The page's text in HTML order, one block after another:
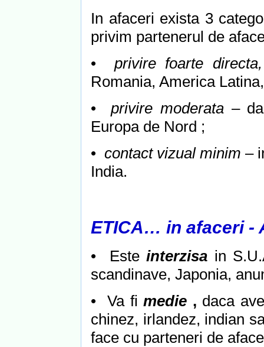
In afaceri exista 3
privim partenerul de
• privire foarte
Romania, America
•privire moderata –
Europa de Nord ;
• contact vizual minim –
India.
ETICA… in afaceri -
• Esteinterzisa in
scandinave, Japonia,
• Va fi medie , daca
chinez, irlandez, indian
face cu parteneri de